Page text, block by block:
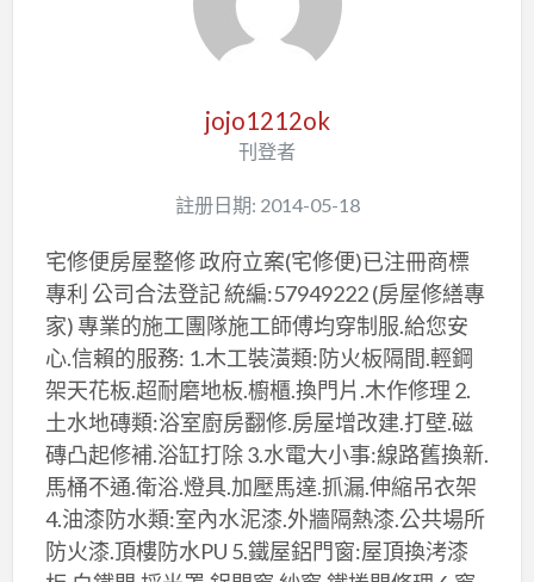
jojo1212ok
刊登者
註册日期: 2014-05-18
宅修便房屋整修 政府立案(宅修便)已注冊商標
專利 公司合法登記 統編:57949222 (房屋修繕專
家) 專業的施工團隊施工師傅均穿制服.給您安
心.信賴的服務: 1.木工裝潢類:防火板隔間.輕鋼
架天花板.超耐磨地板.櫥櫃.換門片.木作修理 2.
土水地磚類:浴室廚房翻修.房屋增改建.打壁.磁
磚凸起修補.浴缸打除 3.水電大小事:線路舊換新.
馬桶不通.衛浴.燈具.加壓馬達.抓漏.伸縮吊衣架
4.油漆防水類:室內水泥漆.外牆隔熱漆.公共場所
防火漆.頂樓防水PU 5.鐵屋鋁門窗:屋頂換洘漆